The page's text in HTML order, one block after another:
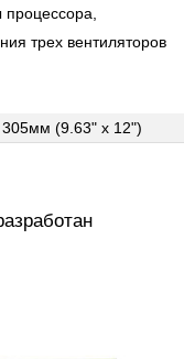
трех вентиляторов
(9.63" x 12")